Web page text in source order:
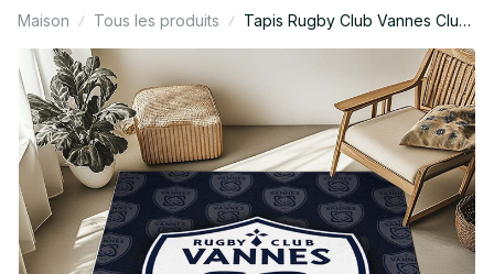
Maison Tous les produits
Tapis Rugby Club Vannes Club
08